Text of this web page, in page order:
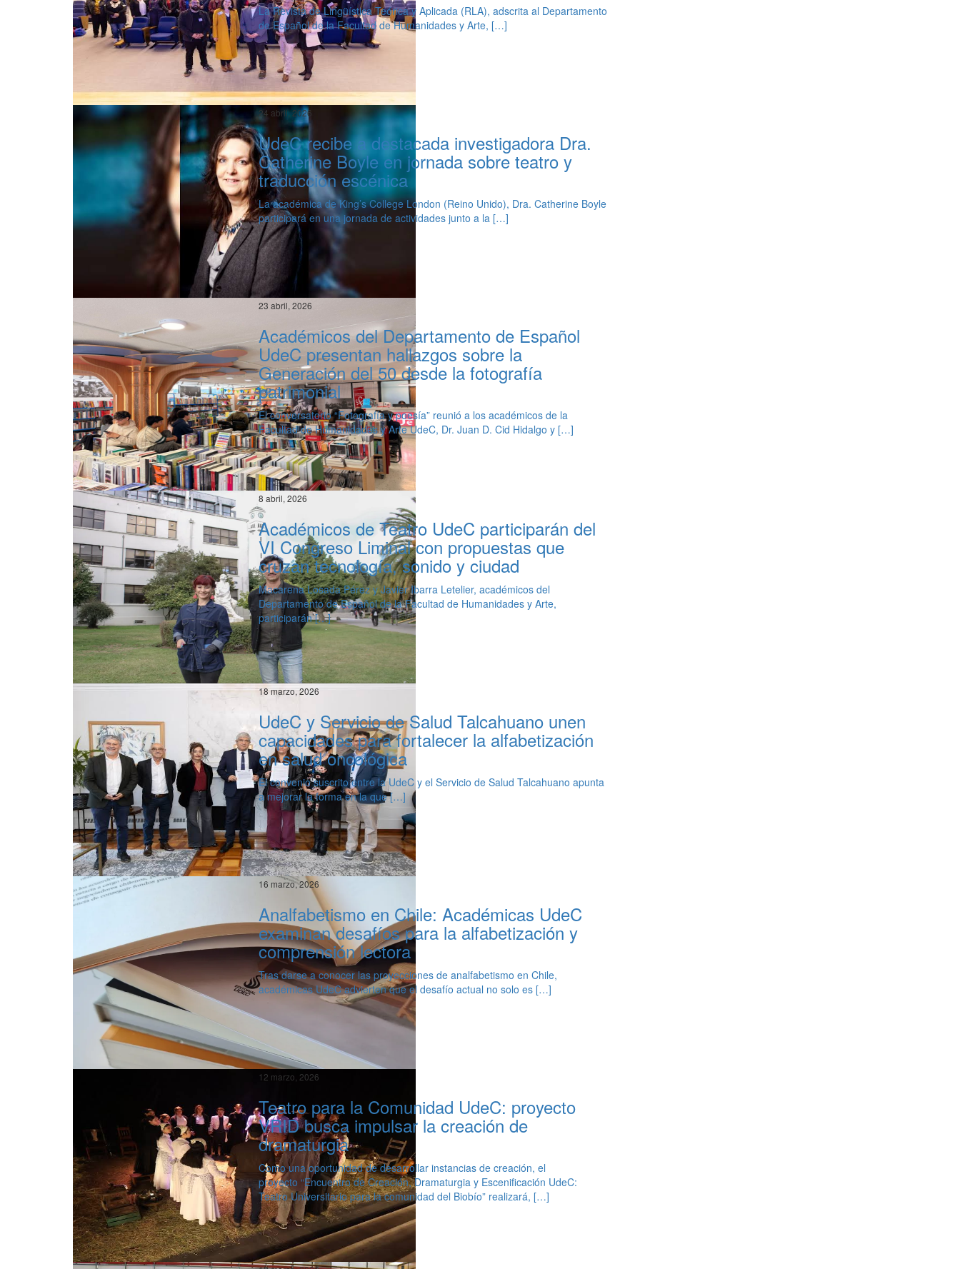
La Revista de Lingüística Teórica y Aplicada (RLA), adscrita al Departamento
de Español de la Facultad de Humanidades y Arte, […]
24 abril, 2026
UdeC recibe a destacada investigadora Dra.
Catherine Boyle en jornada sobre teatro y
traducción escénica
La académica de King’s College London (Reino Unido), Dra. Catherine Boyle
participará en una jornada de actividades junto a la […]
23 abril, 2026
Académicos del Departamento de Español
UdeC presentan hallazgos sobre la
Generación del 50 desde la fotografía
patrimonial
El conversatorio “Fotografía y poesía” reunió a los académicos de la
Facultad de Humanidades y Arte UdeC, Dr. Juan D. Cid Hidalgo y […]
8 abril, 2026
Académicos de Teatro UdeC participarán del
VI Congreso Liminal con propuestas que
cruzan tecnología, sonido y ciudad
Macarena Losada Pérez y Javier Ibarra Letelier, académicos del
Departamento de Español de la Facultad de Humanidades y Arte,
participarán […]
18 marzo, 2026
UdeC y Servicio de Salud Talcahuano unen
capacidades para fortalecer la alfabetización
en salud oncológica
El convenio suscrito entre la UdeC y el Servicio de Salud Talcahuano apunta
a mejorar la forma en la que […]
16 marzo, 2026
Analfabetismo en Chile: Académicas UdeC
examinan desafíos para la alfabetización y
comprensión lectora
Tras darse a conocer las proyecciones de analfabetismo en Chile,
académicas UdeC advierten que el desafío actual no solo es […]
12 marzo, 2026
Teatro para la Comunidad UdeC: proyecto
VRID busca impulsar la creación de
dramaturgia
Como una oportunidad de desarrollar instancias de creación, el
proyecto “Encuentro de Creación, Dramaturgia y Escenificación UdeC:
Teatro Universitario para la comunidad del Biobío” realizará, […]